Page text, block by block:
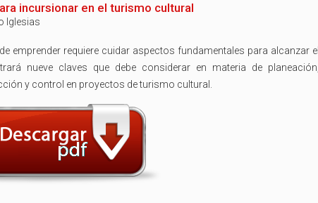
incursionar en el turismo cultural
Iglesias
emprender requiere cuidar aspectos fundamentales para alcanzar el
nueve claves que debe considerar en materia de planeación,
y control en proyectos de turismo cultural.